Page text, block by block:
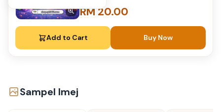
RM 20.00
Add to Cart Buy Now
Sampel Imej